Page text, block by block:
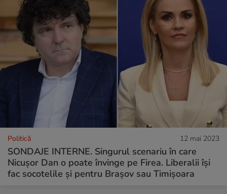
Politică 12 mai 2023
SONDAJE INTERNE. Singurul scenariu în care
Nicușor Dan o poate învinge pe Firea. Liberalii își
fac socotelile și pentru Brașov sau Timișoara